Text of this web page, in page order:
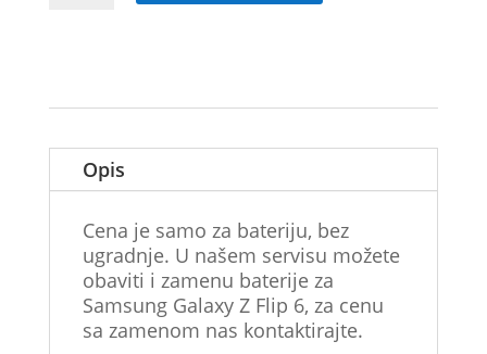
Flip
F741B
Opis
Cena je samo za bateriju, bez
ugradnje. U našem servisu možete
obaviti i zamenu baterije za
Samsung Galaxy Z Flip 6, za cenu
sa zamenom nas kontaktirajte.